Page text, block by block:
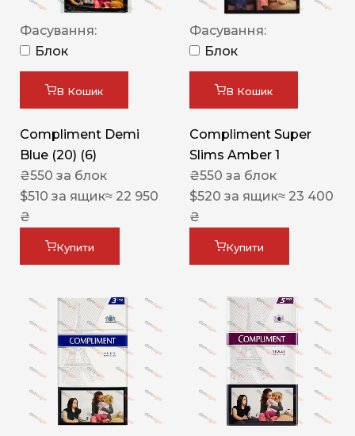
Фасування:
Блок
В Кошик
Compliment Demi
Blue (20) (6)
₴550 за блок
$510 за ящик≈ 22 950
₴
Купити
Фасування:
Блок
В Кошик
Compliment Super
Slims Amber 1
₴550 за блок
$520 за ящик≈ 23 400
₴
Купити